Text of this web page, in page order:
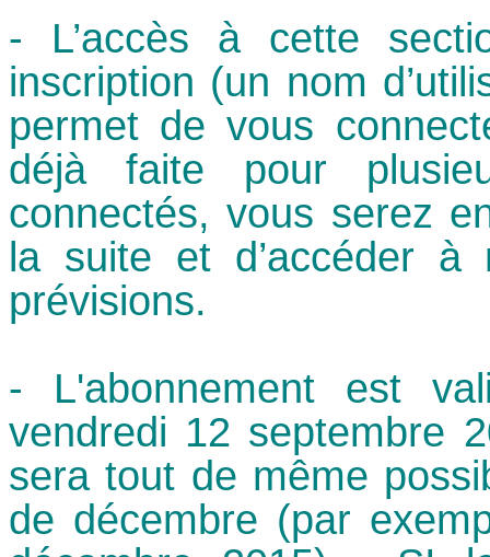
- L’accès à cette
inscription (un nom
permet de vous
déjà faite pour
connectés, vous serez
la suite et d’accéder à
prévisions.
- L'abonnement est
vendredi 12 septembre
sera tout de même
de décembre (par